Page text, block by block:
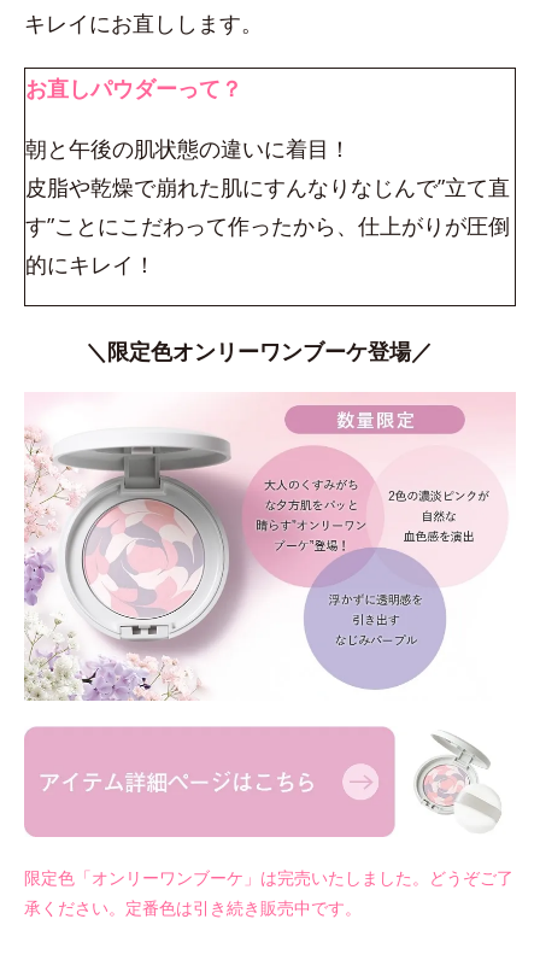
キレイにお直しします。
お直しパウダーって？
朝と午後の肌状態の違いに着目！
皮脂や乾燥で崩れた肌にすんなりなじんで”立て直
す”ことにこだわって作ったから、仕上がりが圧倒
的にキレイ！
＼限定色オンリーワンブーケ登場／
限定色「オンリーワンブーケ」は完売いたしました。どうぞご了
承ください。定番色は引き続き販売中です。